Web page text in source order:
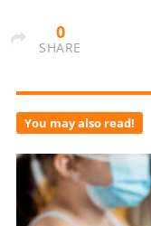
0
SHARE
You may also read!